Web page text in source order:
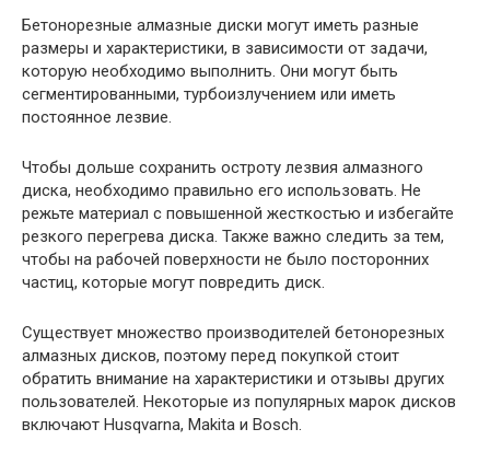
Бетонорезные алмазные диски могут иметь разные
размеры и характеристики, в зависимости от задачи,
которую необходимо выполнить. Они могут быть
сегментированными, турбоизлучением или иметь
постоянное лезвие.
Чтобы дольше сохранить остроту лезвия алмазного
диска, необходимо правильно его использовать. Не
режьте материал с повышенной жесткостью и избегайте
резкого перегрева диска. Также важно следить за тем,
чтобы на рабочей поверхности не было посторонних
частиц, которые могут повредить диск.
Существует множество производителей бетонорезных
алмазных дисков, поэтому перед покупкой стоит
обратить внимание на характеристики и отзывы других
пользователей. Некоторые из популярных марок дисков
включают Husqvarna, Makita и Bosch.